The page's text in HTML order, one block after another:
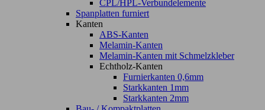
CPL/HPL-Verbundelemente
Spanplatten furniert
Kanten
ABS-Kanten
Melamin-Kanten
Melamin-Kanten mit Schmelzkleber
Echtholz-Kanten
Furnierkanten 0,6mm
Starkkanten 1mm
Starkkanten 2mm